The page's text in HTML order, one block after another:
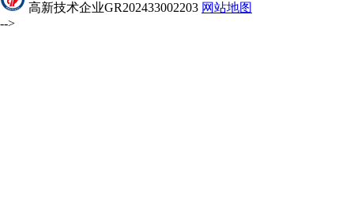
高新技术企业GR202433002203 网站地图
-->